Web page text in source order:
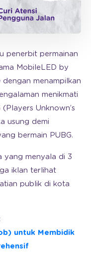
penerbit permainan
MobileLED by
dengan menampilkan
menikmati
Unknown’s
usung demi
bermain PUBG.
yang menyala di 3
iklan terlihat
publik di kota
untuk Membidik